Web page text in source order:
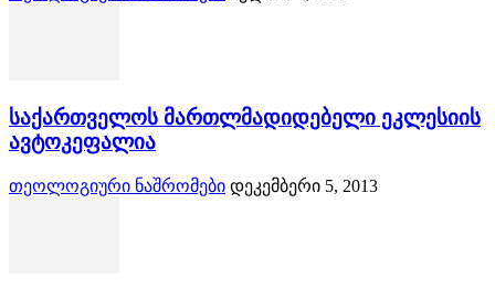
საქართველოს მართლმადიდებელი ეკლესიის
ავტოკეფალია
თეოლოგიური ნაშრომები დეკემბერი 5, 2013